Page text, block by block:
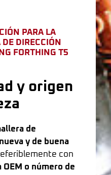
PARA LA
DIRECCIÓN
FORTHING T5
y origen
de
y de buena
con
o número de